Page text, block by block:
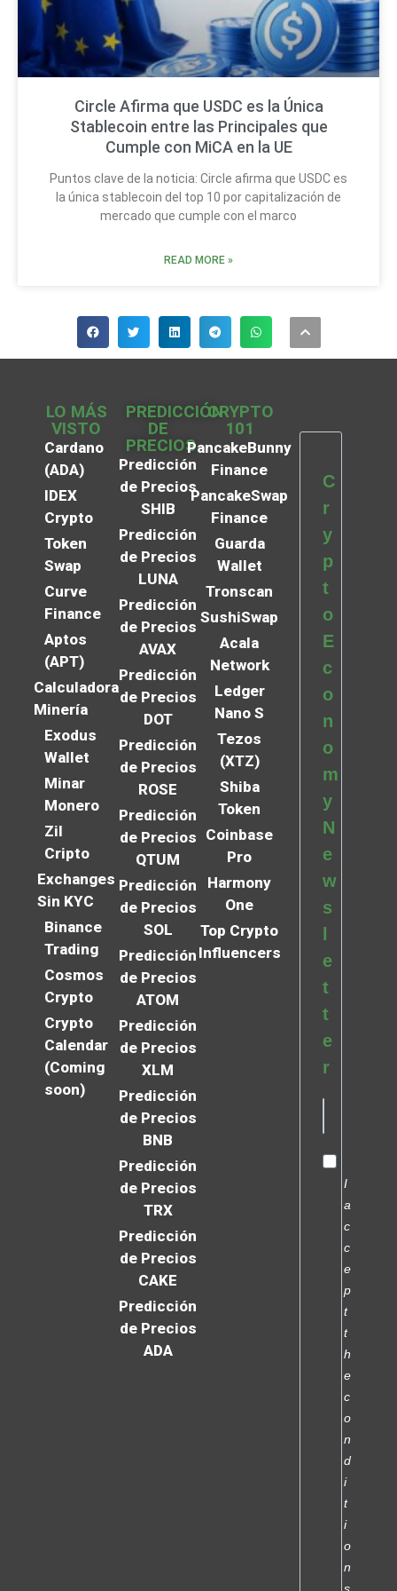
Circle Afirma que USDC es la Única
Stablecoin entre las Principales que
Cumple con MiCA en la UE
Puntos clave de la noticia: Circle afirma que USDC es
la única stablecoin del top 10 por capitalización de
mercado que cumple con el marco
READ MORE »
LO MÁS
VISTO
Cardano
(ADA)
IDEX
Crypto
Token
Swap
Curve
Finance
Aptos
(APT)
Calculadora
Minería
Exodus
Wallet
Minar
Monero
Zil
Cripto
Exchanges
Sin KYC
Binance
Trading
Cosmos
Crypto
Crypto
Calendar
(Coming
soon)
PREDICCIÓN
DE
PRECIOS
Predicción
de Precios
SHIB
Predicción
de Precios
LUNA
Predicción
de Precios
AVAX
Predicción
de Precios
DOT
Predicción
de Precios
ROSE
Predicción
de Precios
QTUM
Predicción
de Precios
SOL
Predicción
de Precios
ATOM
Predicción
de Precios
XLM
Predicción
de Precios
BNB
Predicción
de Precios
TRX
Predicción
de Precios
CAKE
Predicción
de Precios
ADA
CRYPTO
101
PancakeBunny
Finance
PancakeSwap
Finance
Guarda
Wallet
Tronscan
SushiSwap
Acala
Network
Ledger
Nano S
Tezos
(XTZ)
Shiba
Token
Coinbase
Pro
Harmony
One
Top Crypto
Influencers
C
r
y
p
t
o
E
c
o
n
o
m
y
N
e
w
s
e
t
t
e
r
I
a
c
c
e
p
t
t
h
e
c
o
n
d
i
t
i
o
n